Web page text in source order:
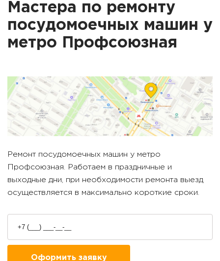
Мастера по ремонту
посудомоечных машин у
метро
Профсоюзная
Ремонт посудомоечных машин у метро
Профсоюзная . Работаем в праздничные и
выходные дни, при необходимости ремонта выезд
осуществляется в максимально короткие сроки.